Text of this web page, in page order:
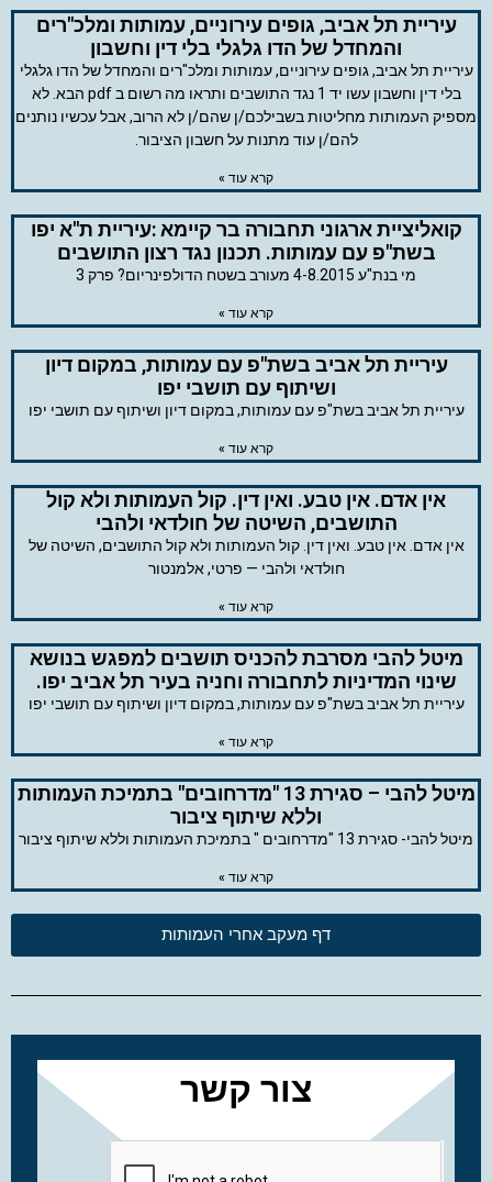
עיריית תל אביב, גופים עירוניים, עמותות ומלכ"רים
והמחדל של הדו גלגלי בלי דין וחשבון
עיריית תל אביב, גופים עירוניים, עמותות ומלכ"רים והמחדל של הדו גלגלי
בלי דין וחשבון עשו יד 1 נגד התושבים ותראו מה רשום ב pdf הבא. לא
מספיק העמותות מחליטות בשבילכם/ן שהם/ן לא הרוב, אבל עכשיו נותנים
להם/ן עוד מתנות על חשבון הציבור.
קרא עוד »
קואליציית ארגוני תחבורה בר קיימא :עיריית ת"א יפו
בשת"פ עם עמותות. תכנון נגד רצון התושבים
מי בנת"ע 4-8.2015 מעורב בשטח הדולפינריום? פרק 3
קרא עוד »
עיריית תל אביב בשת"פ עם עמותות, במקום דיון
ושיתוף עם תושבי יפו
עיריית תל אביב בשת"פ עם עמותות, במקום דיון ושיתוף עם תושבי יפו
קרא עוד »
אין אדם. אין טבע. ואין דין. קול העמותות ולא קול
התושבים, השיטה של חולדאי ולהבי
אין אדם. אין טבע. ואין דין. קול העמותות ולא קול התושבים, השיטה של
חולדאי ולהבי — פרטי, אלמנטור
קרא עוד »
מיטל להבי מסרבת להכניס תושבים למפגש בנושא
שינוי המדיניות לתחבורה וחניה בעיר תל אביב יפו.
עיריית תל אביב בשת"פ עם עמותות, במקום דיון ושיתוף עם תושבי יפו
קרא עוד »
מיטל להבי – סגירת 13 "מדרחובים" בתמיכת העמותות
וללא שיתוף ציבור
מיטל להבי- סגירת 13 "מדרחובים " בתמיכת העמותות וללא שיתוף ציבור
קרא עוד »
דף מעקב אחרי העמותות
צור קשר